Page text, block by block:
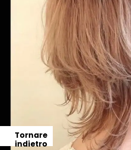
Tornare
indietro